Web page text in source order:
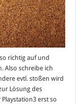
richtig auf und
Also schreibe ich
evtl. stoßen wird
Lösung des
erst so